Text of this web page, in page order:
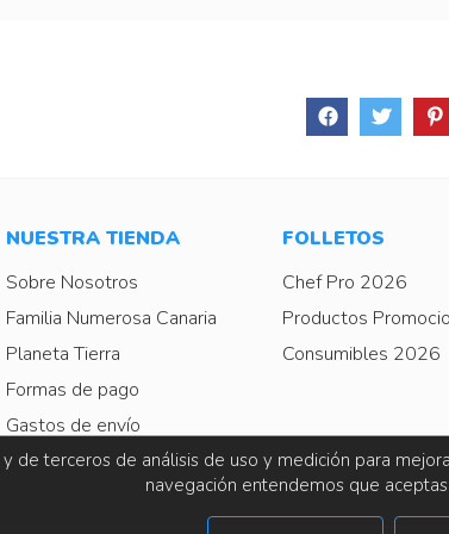
NUESTRA TIENDA
Sobre Nosotros
Familia Numerosa Canaria
Planeta Tierra
Formas de pago
Gastos de envío
FOLLETOS
Chef Pro 2026
Productos
Consumibles 2026
de terceros de análisis de uso y medición para
navegación entendemos que